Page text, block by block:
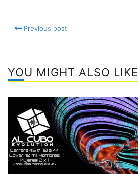
Previous post
YOU MIGHT ALSO LIKE